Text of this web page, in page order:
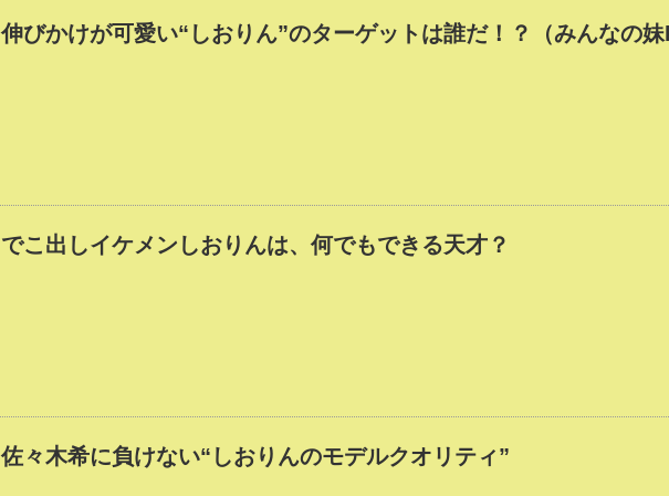
伸びかけが可愛い“しおりん”のターゲットは誰だ！？（みんなの妹
でこ出しイケメンしおりんは、何でもできる天才？
佐々木希に負けない“しおりんのモデルクオリティ”